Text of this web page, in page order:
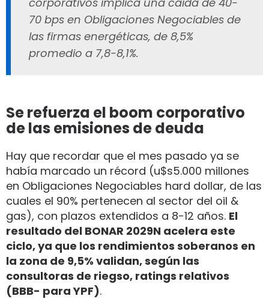
70 bps en Obligaciones Negociables de
las firmas energéticas, de 8,5%
promedio a 7,8-8,1%.
Se refuerza el boom corporativo
de las emisiones de deuda
Hay que recordar que el mes pasado ya se
había marcado un récord (u$s5.000 millones
en Obligaciones Negociables hard dollar, de las
cuales el 90% pertenecen al sector del oil &
gas), con plazos extendidos a 8-12 años. El
resultado del BONAR 2029N acelera este
ciclo, ya que los rendimientos soberanos en
la zona de 9,5% validan, según las
consultoras de riegso, ratings relativos
(BBB- para YPF).